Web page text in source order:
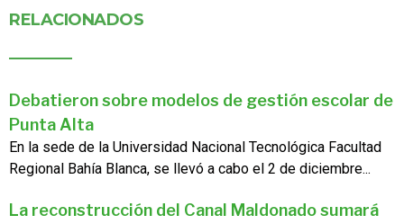
RELACIONADOS
Debatieron sobre modelos de gestión escolar de
Punta Alta
En la sede de la Universidad Nacional Tecnológica Facultad
Regional Bahía Blanca, se llevó a cabo el 2 de diciembre...
La reconstrucción del Canal Maldonado sumará